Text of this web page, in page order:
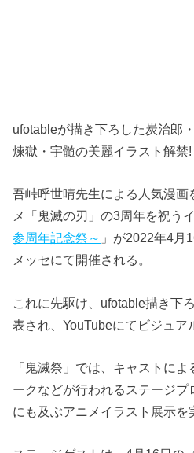
ufotableが描き下ろした炭治郎
煉獄・宇髄の美麗イラスト解禁!
吾峠呼世晴先生による人気漫画
メ「鬼滅の刃」の3周年を祝う
参周年記念祭～ 」が2022年4月
メッセにて開催される。
これに先駆け、ufotable描き下
表され、YouTubeにてビジュア
「鬼滅祭」では、キャストに
ークなどが行われるステージプ
にも及ぶアニメイラスト展示を